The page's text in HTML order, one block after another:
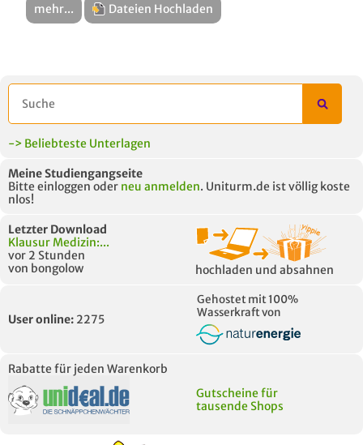
mehr... Dateien Hochladen
-> Beliebteste Unterlagen
Meine Studiengangseite
Bitte einloggen oder neu anmelden. Uniturm.de ist völlig koste
nlos!
Letzter Download
Klausur Medizin:...
vor 2 Stunden
von bongolow
hochladen und absahnen
User online: 2275
Gehostet mit 100%
Wasserkraft von
Rabatte für jeden Warenkorb
Gutscheine für
tausende Shops